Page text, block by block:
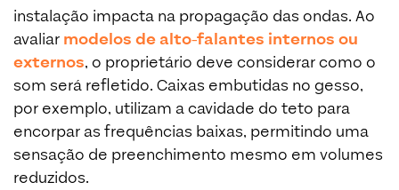
instalação impacta na propagação das ondas. Ao
avaliar modelos de alto-falantes internos ou
externos, o proprietário deve considerar como o
som será refletido. Caixas embutidas no gesso,
por exemplo, utilizam a cavidade do teto para
encorpar as frequências baixas, permitindo uma
sensação de preenchimento mesmo em volumes
reduzidos.